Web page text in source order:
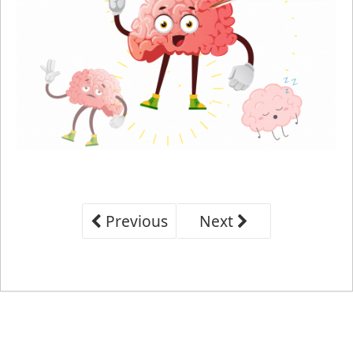
Previous Next